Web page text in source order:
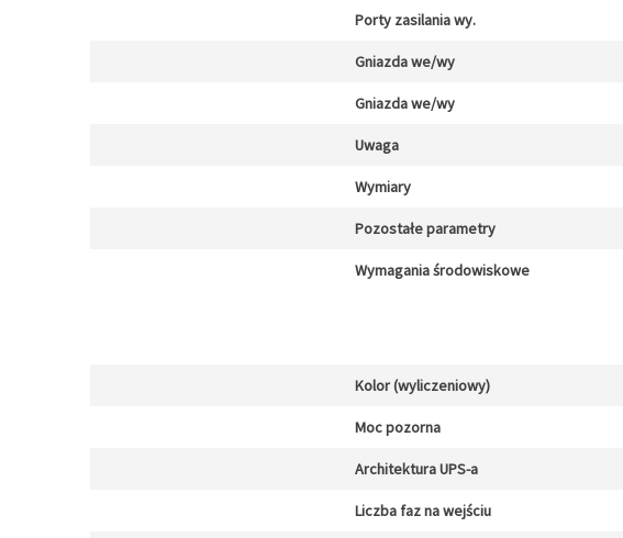
Porty zasilania wy.
Gniazda we/wy
Gniazda we/wy
Uwaga
Wymiary
Pozostałe parametry
Wymagania środowiskowe
Kolor (wyliczeniowy)
Moc pozorna
Architektura UPS-a
Liczba faz na wejściu